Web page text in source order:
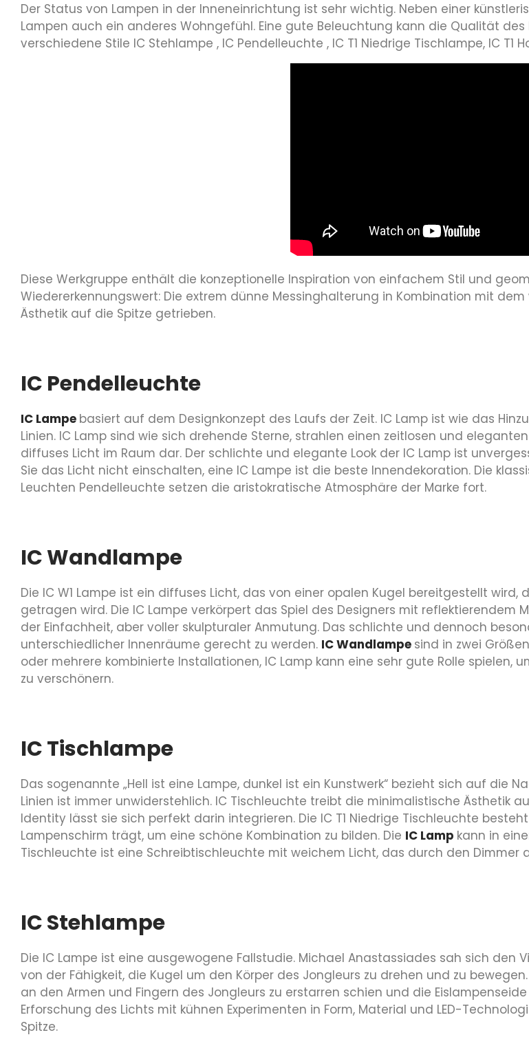
Der Status von Lampen in der Inneneinrichtung ist sehr wichtig. Neben einer
Lampen auch ein anderes Wohngefühl. Eine gute Beleuchtung kann die Qualität
verschiedene Stile IC Stehlampe , IC Pendelleuchte , IC T1 Niedrige Tischlampe, IC T1
Diese Werkgruppe enthält die konzeptionelle Inspiration von einfachem Stil und
Wiedererkennungswert: Die extrem dünne Messinghalterung in Kombination mit
Ästhetik auf die Spitze getrieben.
IC Pendelleuchte
IC Lampe basiert auf dem Designkonzept des Laufs der Zeit. IC Lamp ist wie das
Linien. IC Lamp sind wie sich drehende Sterne, strahlen einen zeitlosen und
diffuses Licht im Raum dar. Der schlichte und elegante Look der IC Lamp ist
Sie das Licht nicht einschalten, eine IC Lampe ist die beste Innendekoration. Die
Leuchten Pendelleuchte setzen die aristokratische Atmosphäre der Marke fort.
IC Wandlampe
Die IC W1 Lampe ist ein diffuses Licht, das von einer opalen Kugel bereitgestellt
getragen wird. Die IC Lampe verkörpert das Spiel des Designers mit
der Einfachheit, aber voller skulpturaler Anmutung. Das schlichte und dennoch
unterschiedlicher Innenräume gerecht zu werden. IC Wandlampe sind in zwei
oder mehrere kombinierte Installationen, IC Lamp kann eine sehr gute Rolle
zu verschönern.
IC Tischlampe
Das sogenannte „Hell ist eine Lampe, dunkel ist ein Kunstwerk“ bezieht sich auf die
Linien ist immer unwiderstehlich. IC Tischleuchte treibt die minimalistische Ästhetik
Identity lässt sie sich perfekt darin integrieren. Die IC T1 Niedrige Tischleuchte
Lampenschirm trägt, um eine schöne Kombination zu bilden. Die IC Lamp kann in
Tischleuchte ist eine Schreibtischleuchte mit weichem Licht, das durch den Dimmer
IC Stehlampe
Die IC Lampe ist eine ausgewogene Fallstudie. Michael Anastassiades sah sich
von der Fähigkeit, die Kugel um den Körper des Jongleurs zu drehen und zu
an den Armen und Fingern des Jongleurs zu erstarren schien und die
Erforschung des Lichts mit kühnen Experimenten in Form, Material und LED-
Spitze.